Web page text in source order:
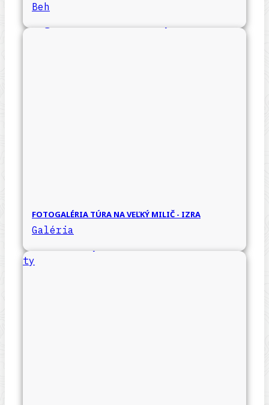
Beh
FOTOGALÉRIA TÚRA NA VEĽKÝ MILIČ - IZRA
Galéria